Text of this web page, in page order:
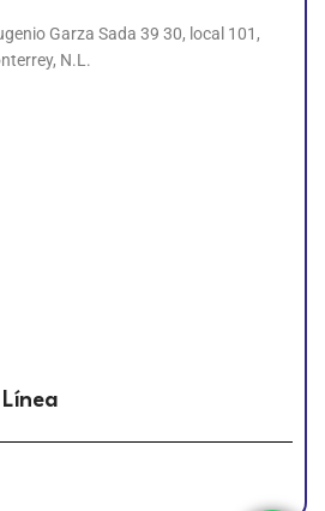
Garza Sada 39 30, local 101,
N.L.